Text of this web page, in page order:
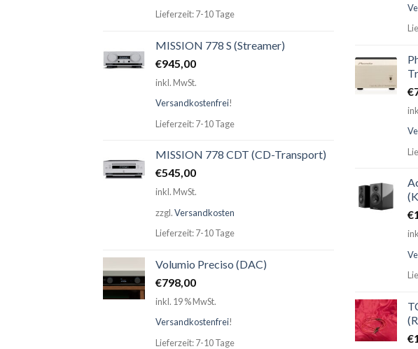
Lieferzeit: 7-10 Tage
MISSION 778 S (Streamer)
€945,00
inkl. MwSt.
Versandkostenfrei!
Lieferzeit: 7-10 Tage
MISSION 778 CDT (CD-Transport)
€545,00
inkl. MwSt.
zzgl.Versandkosten
Lieferzeit: 7-10 Tage
Volumio Preciso (DAC)
€798,00
inkl. 19 % MwSt.
Versandkostenfrei!
Lieferzeit: 7-10 Tage
€
€
€